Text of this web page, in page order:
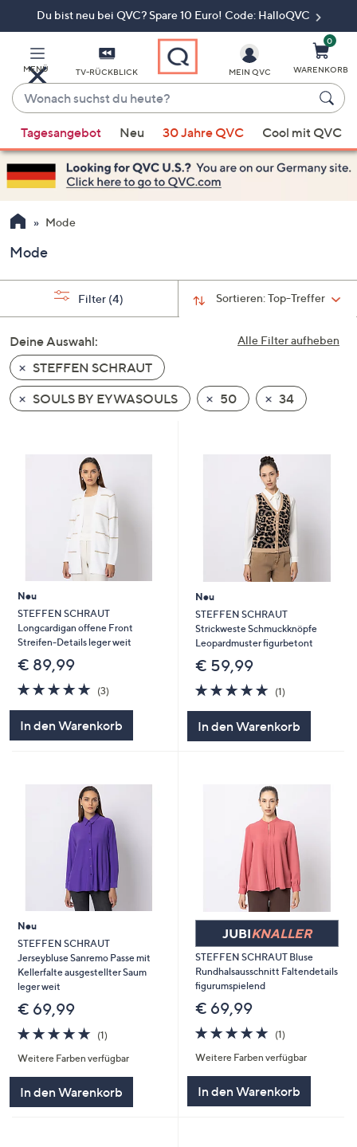
Du bist neu bei QVC? Spare 10 Euro! Code: HalloQVC
MENÜ TV-RÜCKBLICK
Wonach
suchst
du
heute?
Vorschläge
verfügbar
sind,
verwenden
Sie
Pfeiltasten
nach
und
nach
unten
oder
wischen
Sie
diese
anzuzeigen.
MEIN QVC
0
WARENKORB
Tagesangebot Neu 30 Jahre QVC Cool mit QVC
Mode
Mode
Sortieren:Top-Treffer
Filter (4)
Alle Filter aufheben
Deine Auswahl:
STEFFEN SCHRAUT
SOULS BY EYWASOULS
50 34
Neu
STEFFEN SCHRAUT
Longcardigan offene Front
Streifen-Details leger weit
€ 89,99
5.0
von
(3)3
In den Warenkorb
Neu
STEFFEN SCHRAUT
Strickweste Schmuckknöpfe
Leopardmuster figurbetont
€ 59,99
5.0
von
(1)1
In den Warenkorb
Neu
STEFFEN SCHRAUT
Jerseybluse Sanremo Passe mit
Kellerfalte ausgestellter Saum
leger weit
€ 69,99
5.0
von
5
(1)1
Weitere Farben verfügbar
In den Warenkorb
JUBIKNALLER
STEFFEN SCHRAUT Bluse
Rundhalsausschnitt Faltendetails
figurumspielend
€ 69,99
5.0
von
5
(1)1
Weitere Farben verfügbar
In den Warenkorb